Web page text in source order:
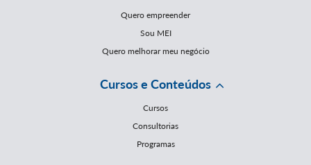
Quero empreender
Sou MEI
Quero melhorar meu negócio
Cursos e Conteúdos
Cursos
Consultorias
Programas